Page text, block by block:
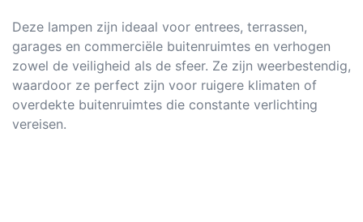
Deze lampen zijn ideaal voor entrees, terrassen,
garages en commerciële buitenruimtes en verhogen
zowel de veiligheid als de sfeer. Ze zijn weerbestendig,
waardoor ze perfect zijn voor ruigere klimaten of
overdekte buitenruimtes die constante verlichting
vereisen.